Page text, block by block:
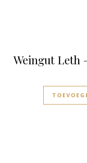
Weingut Leth